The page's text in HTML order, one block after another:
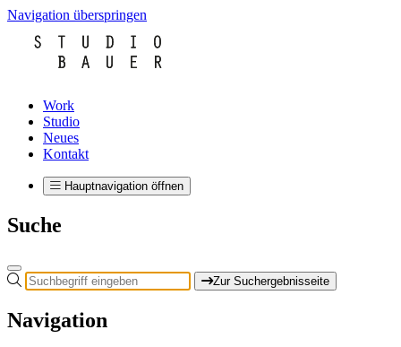
Navigation überspringen
Work
Studio
Neues
Kontakt
Hauptnavigation öffnen
Suche
Zur Suchergebnisseite
Navigation